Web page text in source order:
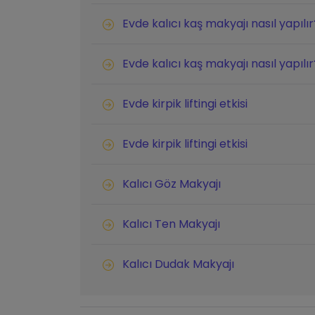
Evde kalıcı kaş makyajı nasıl
Evde kalıcı kaş makyajı nasıl
Evde kirpik liftingi etkisi
Evde kirpik liftingi etkisi
Kalıcı Göz Makyajı
Kalıcı Ten Makyajı
Kalıcı Dudak Makyajı